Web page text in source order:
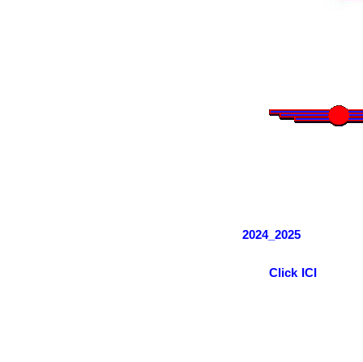
2024_2025
Click ICI